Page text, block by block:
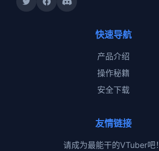
快速导航
产品介绍
操作秘籍
安全下载
友情链接
请成为最能干的VTuber吧！